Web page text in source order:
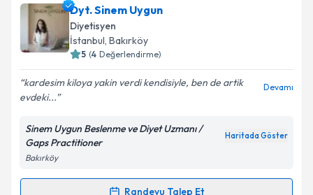
Dyt. Sinem Uygun
Diyetisyen
İstanbul, Bakırköy
5 (4 Değerlendirme)
kardesim kiloya yakin verdi kendisiyle, ben de artik
evdeki...
Devamı
Sinem Uygun Beslenme ve Diyet Uzmanı /
Gaps Practitioner
Haritada Göster
Bakırköy
Randevu Talep Et